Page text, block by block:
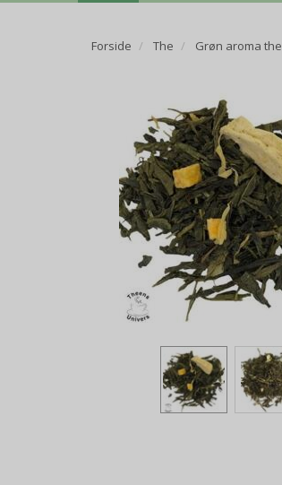
Forside The Grøn aroma the